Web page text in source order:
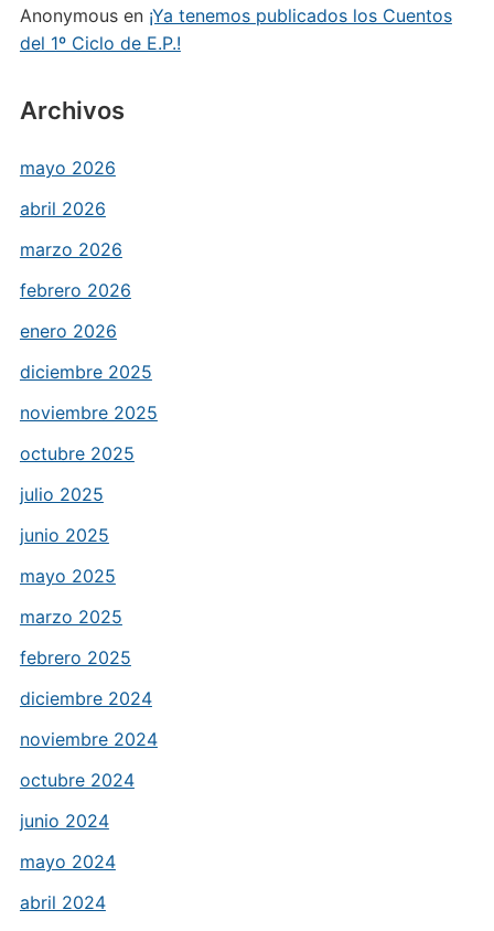
Anonymousen ¡Ya tenemos publicados los Cuentos
del 1º Ciclo de E.P.!
Archivos
mayo 2026
abril 2026
marzo 2026
febrero 2026
enero 2026
diciembre 2025
noviembre 2025
octubre 2025
julio 2025
junio 2025
mayo 2025
marzo 2025
febrero 2025
diciembre 2024
noviembre 2024
octubre 2024
junio 2024
mayo 2024
abril 2024